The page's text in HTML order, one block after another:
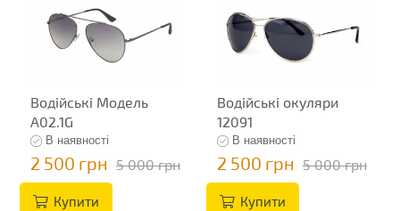
Водійські Модель
A02.1G
В наявності
2 500 грн 5 000 грн
Купити
Водійські окуляри
12091
В наявності
2 500 грн 5 000 грн
Купити